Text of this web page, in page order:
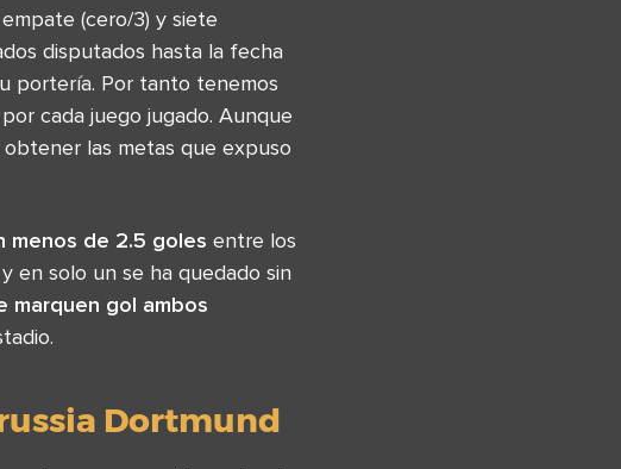
(cero/3) y siete
disputados hasta la fecha
portería. Por tanto tenemos
cada juego jugado. Aunque
las metas que expuso
menos de 2.5 goles entre los
en solo un se ha quedado sin
marquen gol ambos
Dortmund